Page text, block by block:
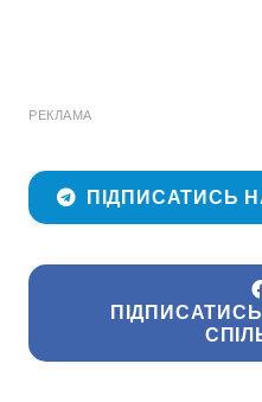
РЕКЛАМА
ПІДПИСАТИСЬ
ПІДПИСАТИСЬ